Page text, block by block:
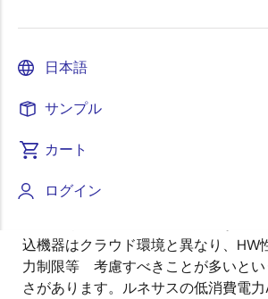
日本語
サンプル
カート
ログイン
はないでしょうか？
AIモデル実装を簡単にするDRP-AI TVM
す。
近年、監視カメラ、交通監視システム
込機器はクラウド環境と異なり、HW
力制限等 考慮すべきことが多いとい
さがあります。ルネサスの低消費電